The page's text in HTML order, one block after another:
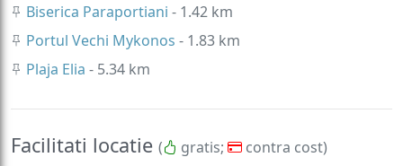
Biserica Paraportiani - 1.42 km
Portul Vechi Mykonos - 1.83 km
Plaja Elia - 5.34 km
Facilitati locatie ( gratis; contra cost)